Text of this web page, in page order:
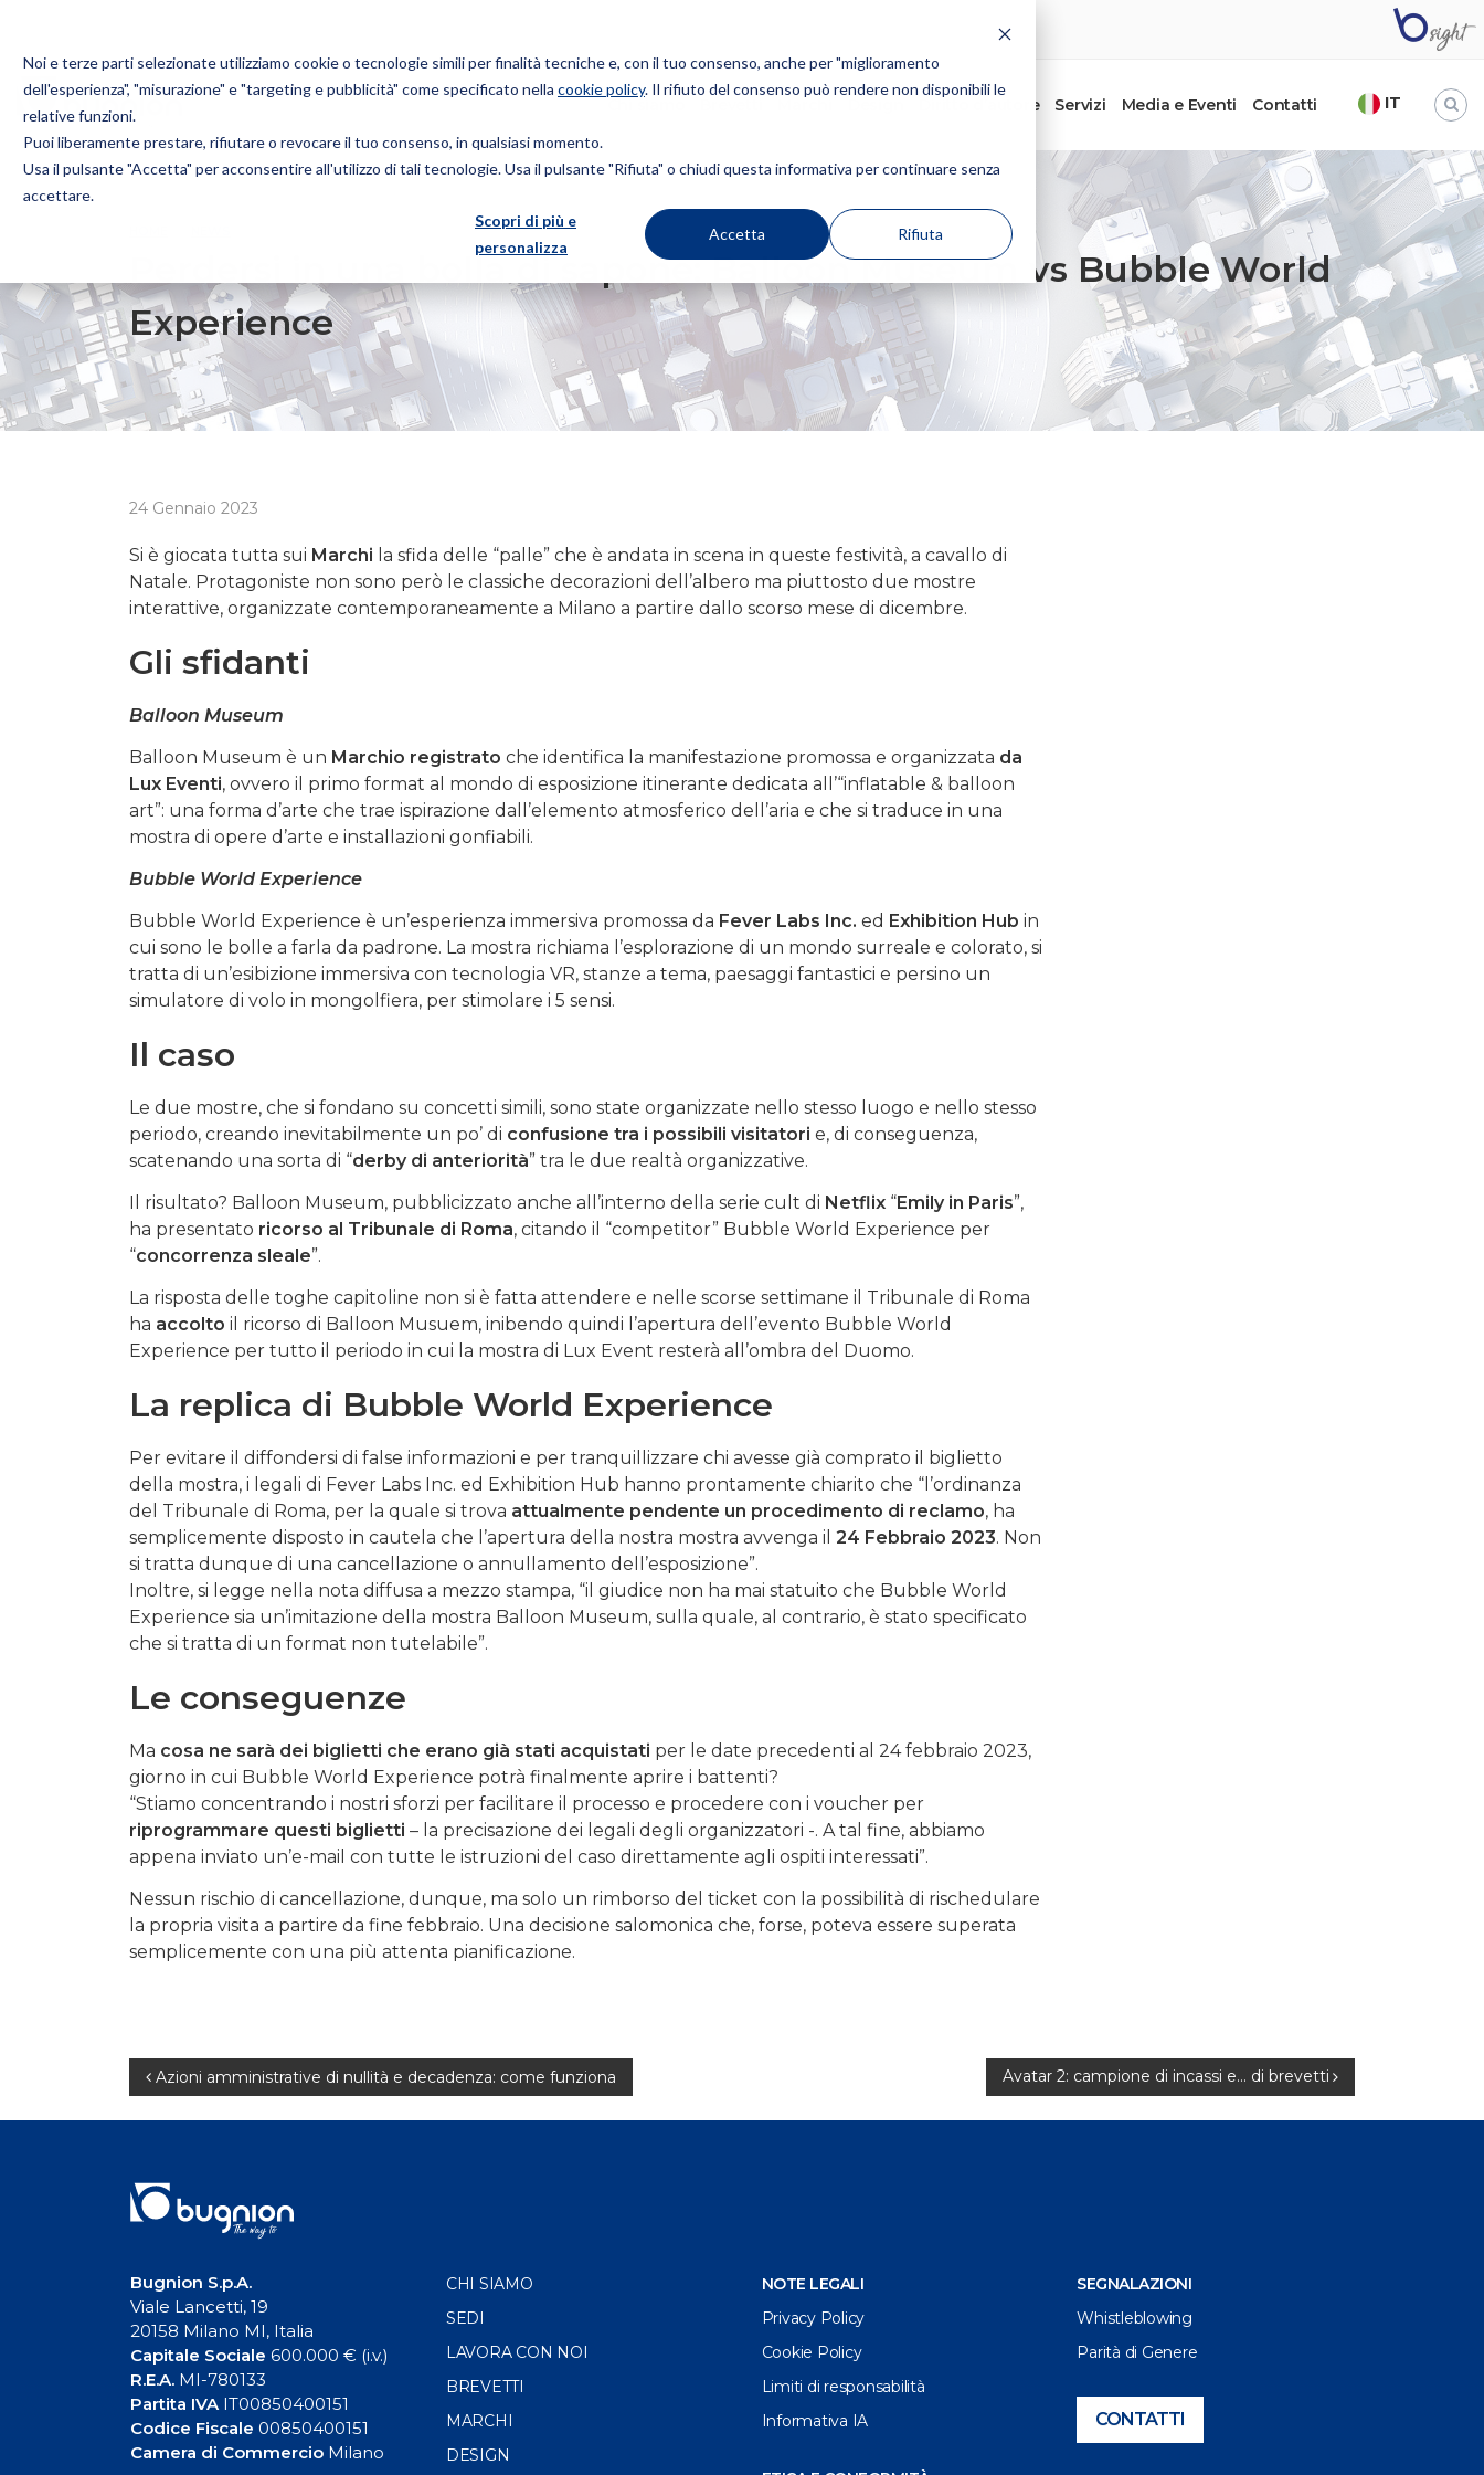
Noi e terze parti selezionate utilizziamo cookie o tecnologie simili per finalità tecniche e, con il tuo consenso, anche per "miglioramento
dell'esperienza", "misurazione" e "targeting e pubblicità" come specificato nella cookie policy. Il rifiuto del consenso può rendere non disponibili le
relative funzioni.
Puoi liberamente prestare, rifiutare o revocare il tuo consenso, in qualsiasi momento.
Usa il pulsante "Accetta" per acconsentire all'utilizzo di tali tecnologie. Usa il pulsante "Rifiuta" o chiudi questa informativa per continuare senza
accettare.
Scopri di più e
personalizza
Accetta Rifiuta
Bugnion
The
Diritto d’autore Servizi Media e Eventi Contatti IT
PERDERSI IN UNA BOLLA DI SAPONE: BALLOON MUSEUM VS BUBBLE WORLD EXPERIENCE
Perdersi in una bolla di sapone: Balloon Museum vs Bubble World
Experience
24 Gennaio 2023
Si è giocata tutta sui Marchi la sfida delle “palle” che è andata in scena in queste festività, a cavallo di
Natale. Protagoniste non sono però le classiche decorazioni dell’albero ma piuttosto due mostre
interattive, organizzate contemporaneamente a Milano a partire dallo scorso mese di dicembre.
Gli sfidanti
Balloon Museum
Balloon Museum è un Marchio registrato che identifica la manifestazione promossa e organizzata da
Lux Eventi, ovvero il primo format al mondo di esposizione itinerante dedicata all’“inflatable & balloon
art”: una forma d’arte che trae ispirazione dall’elemento atmosferico dell’aria e che si traduce in una
mostra di opere d’arte e installazioni gonfiabili.
Bubble World Experience
Bubble World Experience è un’esperienza immersiva promossa da Fever Labs Inc. ed Exhibition Hub in
cui sono le bolle a farla da padrone. La mostra richiama l’esplorazione di un mondo surreale e colorato, si
tratta di un’esibizione immersiva con tecnologia VR, stanze a tema, paesaggi fantastici e persino un
simulatore di volo in mongolfiera, per stimolare i 5 sensi.
Il caso
Le due mostre, che si fondano su concetti simili, sono state organizzate nello stesso luogo e nello stesso
periodo, creando inevitabilmente un po’ di confusione tra i possibili visitatori e, di conseguenza,
scatenando una sorta di “derby di anteriorità” tra le due realtà organizzative.
Il risultato? Balloon Museum, pubblicizzato anche all’interno della serie cult di Netflix “Emily in Paris”,
ha presentato ricorso al Tribunale di Roma, citando il “competitor” Bubble World Experience per
“concorrenza sleale”.
La risposta delle toghe capitoline non si è fatta attendere e nelle scorse settimane il Tribunale di Roma
ha accolto il ricorso di Balloon Musuem, inibendo quindi l’apertura dell’evento Bubble World
Experience per tutto il periodo in cui la mostra di Lux Event resterà all’ombra del Duomo.
La replica di Bubble World Experience
Per evitare il diffondersi di false informazioni e per tranquillizzare chi avesse già comprato il biglietto
della mostra, i legali di Fever Labs Inc. ed Exhibition Hub hanno prontamente chiarito che “l’ordinanza
del Tribunale di Roma, per la quale si trova attualmente pendente un procedimento di reclamo, ha
semplicemente disposto in cautela che l’apertura della nostra mostra avvenga il 24 Febbraio 2023. Non
si tratta dunque di una cancellazione o annullamento dell’esposizione”.
Inoltre, si legge nella nota diffusa a mezzo stampa, “il giudice non ha mai statuito che Bubble World
Experience sia un’imitazione della mostra Balloon Museum, sulla quale, al contrario, è stato specificato
che si tratta di un format non tutelabile”.
Le conseguenze
Ma cosa ne sarà dei biglietti che erano già stati acquistati per le date precedenti al 24 febbraio 2023,
giorno in cui Bubble World Experience potrà finalmente aprire i battenti?
“Stiamo concentrando i nostri sforzi per facilitare il processo e procedere con i voucher per
riprogrammare questi biglietti – la precisazione dei legali degli organizzatori -. A tal fine, abbiamo
appena inviato un’e-mail con tutte le istruzioni del caso direttamente agli ospiti interessati”.
Nessun rischio di cancellazione, dunque, ma solo un rimborso del ticket con la possibilità di rischedulare
la propria visita a partire da fine febbraio. Una decisione salomonica che, forse, poteva essere superata
semplicemente con una più attenta pianificazione.
Navigazione
articoli
Azioni amministrative di nullità e decadenza: come funziona Avatar 2: campione di incassi e… di brevetti
Bugnion S.p.A.
Viale Lancetti, 19
20158 Milano MI, Italia
Capitale Sociale 600.000 € (i.v.)
R.E.A. MI-780133
Partita IVAIT00850400151
Codice Fiscale 00850400151
Camera di Commercio Milano
CHI SIAMO
SEDI
LAVORA CON NOI
BREVETTI
MARCHI
DESIGN
NOTE LEGALI
Privacy Policy
Cookie Policy
Limiti di responsabilità
Informativa IA
SEGNALAZIONI
Whistleblowing
Parità di Genere
CONTATTI